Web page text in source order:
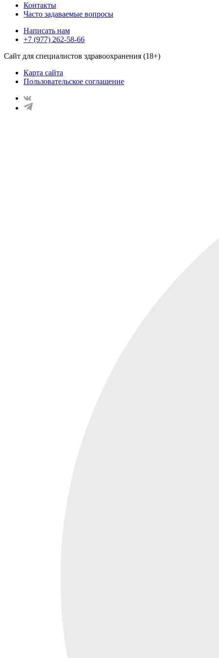
Контакты
Часто задаваемые вопросы
Написать нам
+7 (977) 262-58-66
Сайт для специалистов здравоохранения (18+)
Карта сайта
Пользовательское соглашение